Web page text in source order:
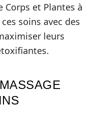
Corps et Plantes à
soins avec des
leurs